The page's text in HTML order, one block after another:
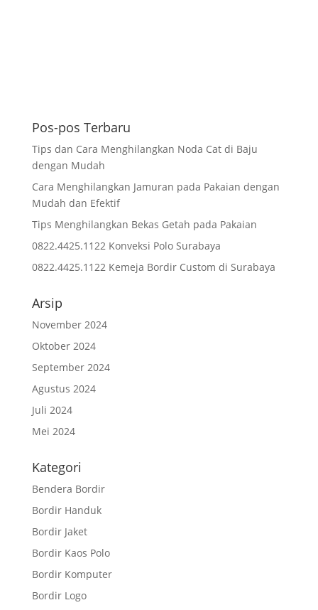
Pos-pos Terbaru
Tips dan Cara Menghilangkan Noda Cat di Baju
dengan Mudah
Cara Menghilangkan Jamuran pada Pakaian dengan
Mudah dan Efektif
Tips Menghilangkan Bekas Getah pada Pakaian
0822.4425.1122 Konveksi Polo Surabaya
0822.4425.1122 Kemeja Bordir Custom di Surabaya
Arsip
November 2024
Oktober 2024
September 2024
Agustus 2024
Juli 2024
Mei 2024
Kategori
Bendera Bordir
Bordir Handuk
Bordir Jaket
Bordir Kaos Polo
Bordir Komputer
Bordir Logo